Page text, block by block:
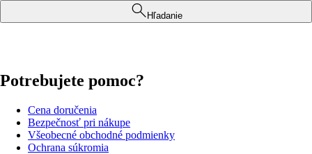
Hľadanie
Potrebujete pomoc?
Cena doručenia
Bezpečnosť pri nákupe
Všeobecné obchodné podmienky
Ochrana súkromia